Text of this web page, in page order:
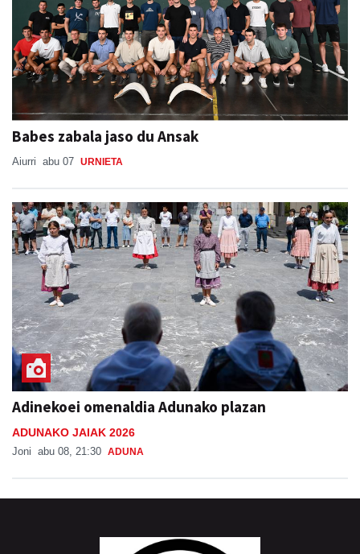
Babes zabala jaso du Ansak
Aiurri abu 07 URNIETA
Adinekoei omenaldia Adunako plazan
ADUNAKO JAIAK 2026
Joni abu 08, 21:30 ADUNA